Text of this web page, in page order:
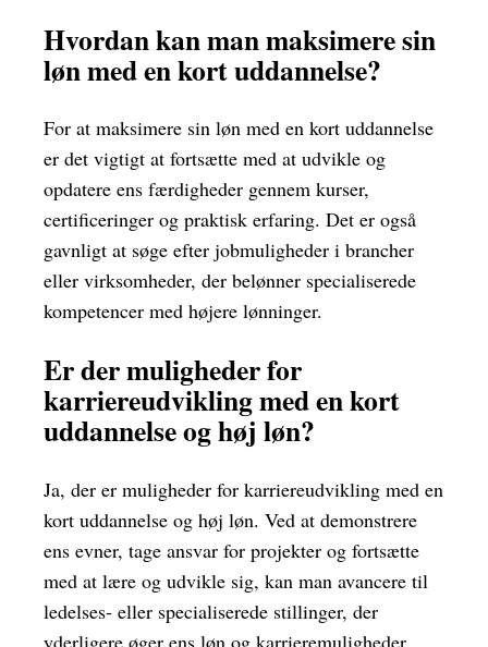
Hvordan kan man maksimere sin
løn med en kort uddannelse?
For at maksimere sin løn med en kort uddannelse
er det vigtigt at fortsætte med at udvikle og
opdatere ens færdigheder gennem kurser,
certificeringer og praktisk erfaring. Det er også
gavnligt at søge efter jobmuligheder i brancher
eller virksomheder, der belønner specialiserede
kompetencer med højere lønninger.
Er der muligheder for
karriereudvikling med en kort
uddannelse og høj løn?
Ja, der er muligheder for karriereudvikling med en
kort uddannelse og høj løn. Ved at demonstrere
ens evner, tage ansvar for projekter og fortsætte
med at lære og udvikle sig, kan man avancere til
ledelses- eller specialiserede stillinger, der
yderligere øger ens løn og karrieremuligheder.